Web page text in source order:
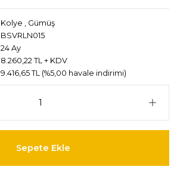
Kolye , Gümüş
BSVRLN015
24 Ay
8.260,22 TL + KDV
9.416,65 TL (%5,00 havale indirimi)
Sepete Ekle